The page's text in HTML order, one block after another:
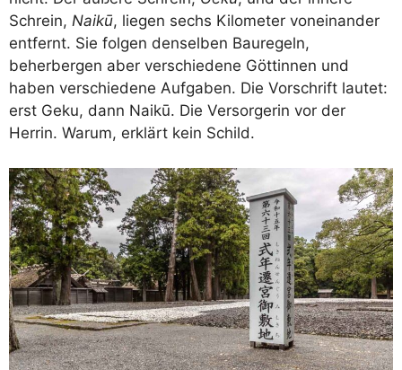
Schrein, Naikū, liegen sechs Kilometer voneinander
entfernt. Sie folgen denselben Bauregeln,
beherbergen aber verschiedene Göttinnen und
haben verschiedene Aufgaben. Die Vorschrift lautet:
erst Geku, dann Naikū. Die Versorgerin vor der
Herrin. Warum, erklärt kein Schild.